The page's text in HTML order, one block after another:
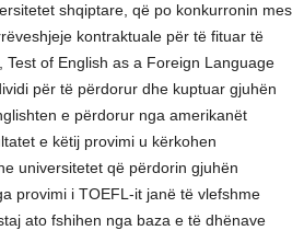
shqiptare, që po konkurronin mes
kontraktuale për të fituar të
of English as a Foreign Language
për të përdorur dhe kuptuar gjuhën
e përdorur nga amerikanët
e këtij provimi u kërkohen
universitetet që përdorin gjuhën
provimi i TOEFL-it janë të vlefshme
ato fshihen nga baza e të dhënave